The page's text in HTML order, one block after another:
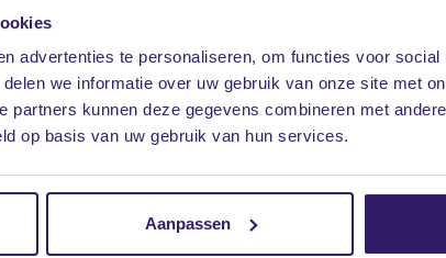
advertenties te personaliseren, om functies voor social
we informatie over uw gebruik van onze site met
partners kunnen deze gegevens combineren met
op basis van uw gebruik van hun services.
Aanpassen
ons doorgeven. En
checklist .